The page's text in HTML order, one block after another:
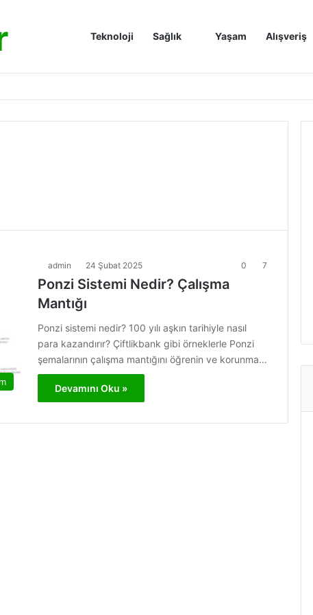
Anasayfa
Teknoloji Sağlık Yaşam Alışveriş
admin 24 Şubat 2025 0 7
Ponzi Sistemi Nedir? Çalışma
Mantığı
Ponzi sistemi nedir? 100 yılı aşkın tarihiyle nasıl
para kazandırır? Çiftlikbank gibi örneklerle Ponzi
şemalarının çalışma mantığını öğrenin ve korunma…
Devamını Oku »